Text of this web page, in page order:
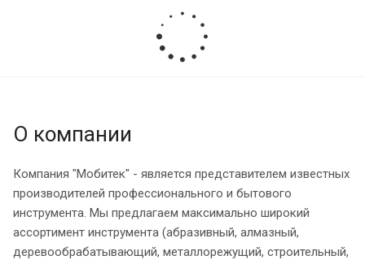
О компании
Компания "Мобитек" - является представителем известных
производителей профессионального и бытового
инструмента. Мы предлагаем максимально широкий
ассортимент инструмента (абразивный, алмазный,
деревообрабатывающий, металлорежущий, строительный,